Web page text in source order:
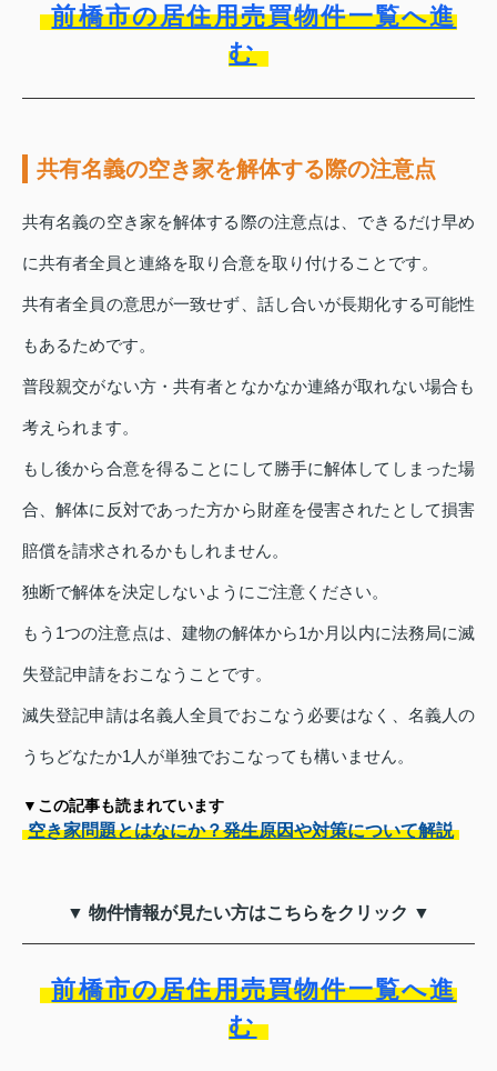
前橋市の居住用売買物件一覧へ進
む
共有名義の空き家を解体する際の注意点
共有名義の空き家を解体する際の注意点は、できるだけ早め
に共有者全員と連絡を取り合意を取り付けることです。
共有者全員の意思が一致せず、話し合いが長期化する可能性
もあるためです。
普段親交がない方・共有者となかなか連絡が取れない場合も
考えられます。
もし後から合意を得ることにして勝手に解体してしまった場
合、解体に反対であった方から財産を侵害されたとして損害
賠償を請求されるかもしれません。
独断で解体を決定しないようにご注意ください。
もう1つの注意点は、建物の解体から1か月以内に法務局に滅
失登記申請をおこなうことです。
滅失登記申請は名義人全員でおこなう必要はなく、名義人の
うちどなたか1人が単独でおこなっても構いません。
▼この記事も読まれています
空き家問題とはなにか？発生原因や対策について解説
▼ 物件情報が見たい方はこちらをクリック ▼
前橋市の居住用売買物件一覧へ進
む